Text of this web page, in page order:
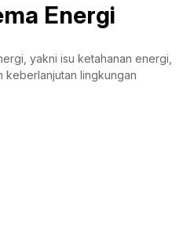
Energi
yakni isu ketahanan energi,
lingkungan